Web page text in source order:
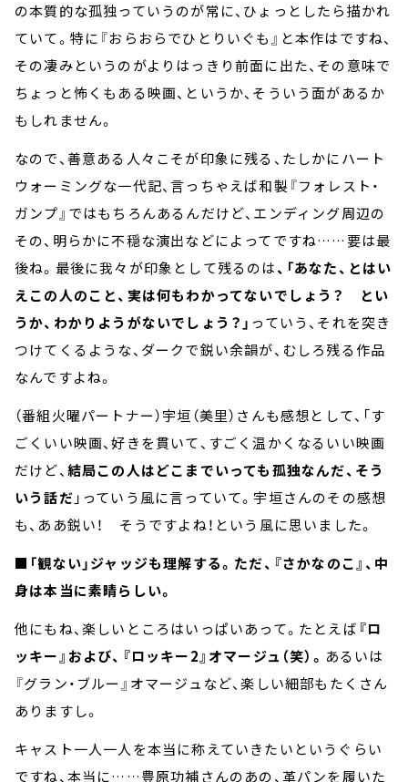
の本質的な孤独っていうのが常に、ひょっとしたら描かれ
ていて。特に『おらおらでひとりいぐも』と本作はですね、
その凄みというのがよりはっきり前面に出た、その意味で
ちょっと怖くもある映画、というか、そういう面があるか
もしれません。
なので、善意ある人々こそが印象に残る、たしかにハート
ウォーミングな一代記、言っちゃえば和製『フォレスト・
ガンプ』ではもちろんあるんだけど、エンディング周辺の
その、明らかに不穏な演出などによってですね……要は最
後ね。最後に我々が印象として残るのは、「あなた、とはい
えこの人のこと、実は何もわかってないでしょう？ とい
うか、わかりようがないでしょう？」 っていう、それを突き
つけてくるような、ダークで鋭い余韻が、むしろ残る作品
なんですよね。
（番組火曜パートナー）宇垣（美里）さんも感想として、「す
ごくいい映画、好きを貫いて、すごく温かくなるいい映画
だけど、結局この人はどこまでいっても孤独なんだ、そう
いう話だ 」っていう風に言っていて。宇垣さんのその感想
も、ああ鋭い！ そうですよね！という風に思いました。
■「観ない」ジャッジも理解する。ただ、『さかなのこ』、中
身は本当に素晴らしい。
他にもね、楽しいところはいっぱいあって。たとえば 『ロ
ッキー』および、『ロッキー2』オマージュ（笑）。 あるいは
『グラン・ブルー』オマージュなど、楽しい細部もたくさん
ありますし。
キャスト一人一人を本当に称えていきたいというぐらい
ですね、本当に……豊原功補さんのあの、革パンを履いた